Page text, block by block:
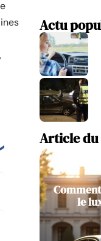
Actu
Article
le